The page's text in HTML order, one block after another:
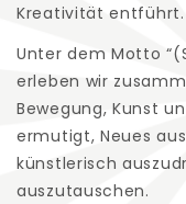
Kreativität entführt.
Unter dem Motto
erleben wir
Bewegung, Kunst
ermutigt, Neues
künstlerisch
auszutauschen.